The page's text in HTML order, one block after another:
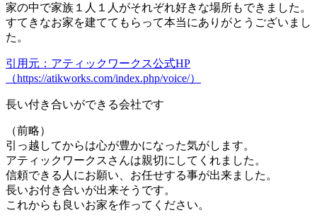
家の中で家族１人１人がそれぞれ好きな場所もできました。
すてきなお家を建ててもらって本当にありがとうございまし
た。
引用元：アティックワークス公式HP
（https://atikworks.com/index.php/voice/）
長い付き合いができる会社です
（前略）
引っ越してからは心が豊かになった気がします。
アティックワークスさんは親切にしてくれました。
信頼できる人にお願い、お任せする事が出来ました。
長いお付き合いが出来そうです。
これからも良いお家を作ってください。